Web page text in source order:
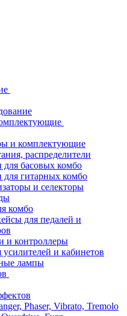
и комплектующие
распределители
басовых комбо
гитарных комбо
и селекторы
комбо
для педалей и
и контроллеры
и кабинетов
лампы
Phaser, Vibrato, Tremolo